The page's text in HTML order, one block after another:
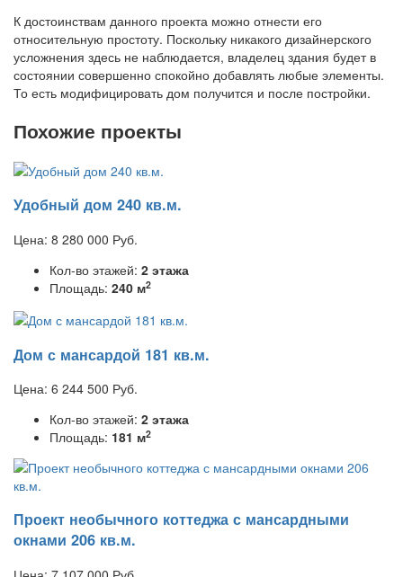
К достоинствам данного проекта можно отнести его
относительную простоту. Поскольку никакого дизайнерского
усложнения здесь не наблюдается, владелец здания будет в
состоянии совершенно спокойно добавлять любые элементы.
То есть модифицировать дом получится и после постройки.
Похожие проекты
Удобный дом 240 кв.м.
Цена: 8 280 000 Руб.
Кол-во этажей: 2 этажа
Площадь: 240 м2
Дом с мансардой 181 кв.м.
Цена: 6 244 500 Руб.
Кол-во этажей: 2 этажа
Площадь: 181 м2
Проект необычного коттеджа с мансардными
окнами 206 кв.м.